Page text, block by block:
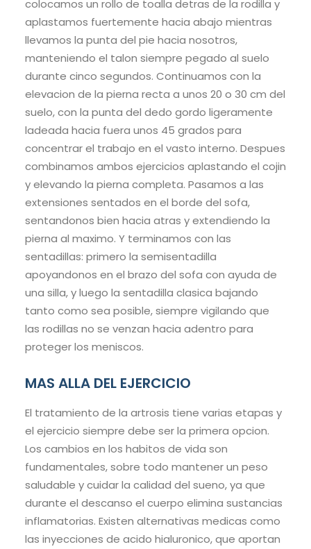
colocamos un rollo de toalla detras de la rodilla y
aplastamos fuertemente hacia abajo mientras
llevamos la punta del pie hacia nosotros,
manteniendo el talon siempre pegado al suelo
durante cinco segundos. Continuamos con la
elevacion de la pierna recta a unos 20 o 30 cm del
suelo, con la punta del dedo gordo ligeramente
ladeada hacia fuera unos 45 grados para
concentrar el trabajo en el vasto interno. Despues
combinamos ambos ejercicios aplastando el cojin
y elevando la pierna completa. Pasamos a las
extensiones sentados en el borde del sofa,
sentandonos bien hacia atras y extendiendo la
pierna al maximo. Y terminamos con las
sentadillas: primero la semisentadilla
apoyandonos en el brazo del sofa con ayuda de
una silla, y luego la sentadilla clasica bajando
tanto como sea posible, siempre vigilando que
las rodillas no se venzan hacia adentro para
proteger los meniscos.
MAS ALLA DEL EJERCICIO
El tratamiento de la artrosis tiene varias etapas y
el ejercicio siempre debe ser la primera opcion.
Los cambios en los habitos de vida son
fundamentales, sobre todo mantener un peso
saludable y cuidar la calidad del sueno, ya que
durante el descanso el cuerpo elimina sustancias
inflamatorias. Existen alternativas medicas como
las inyecciones de acido hialuronico, que aportan